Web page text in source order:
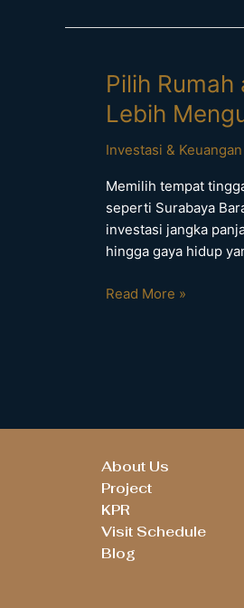
Pilih
Lebih
Investasi & Keuangan
Memilih tempat
seperti Surabaya
investasi jangka
hingga gaya hidup
Pilih
atau
Apartemen
Surabaya
Barat?
Mana
yang
Menguntungkan!
Read More »
About Us
Project
KPR
Visit Schedule
Blog